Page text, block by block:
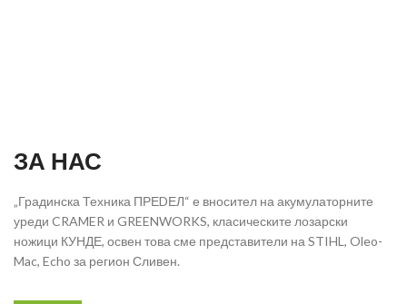
ЗА НАС
„Градинска Техника ПРЕDЕЛ“ е вносител на акумулаторните
уреди CRAMER и GREENWORKS, класическите лозарски
ножици КУНДЕ, освен това сме представители на STIHL, Oleo-
Mac, Echo за регион Сливен.